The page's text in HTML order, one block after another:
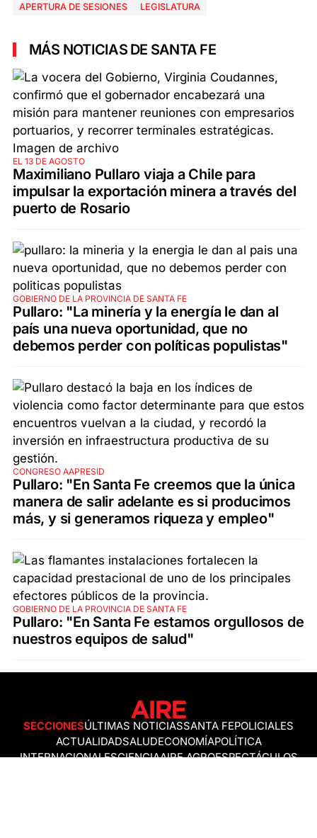
APERTURA DE SESIONES
LEGISLATURA
MÁS NOTICIAS DE SANTA FE
EL 13 DE AGOSTO
Maximiliano Pullaro viaja a Chile para
impulsar la exportación minera a través del
puerto de Rosario
GOBIERNO DE LA PROVINCIA DE SANTA FE
Pullaro: "La minería y la energía le dan al
país una nueva oportunidad, que no
debemos perder con políticas populistas"
CONGRESO AAPRESID
Pullaro: "En Santa Fe creemos que la única
manera de salir adelante es si producimos
más, y si generamos riqueza y empleo"
GOBIERNO DE LA PROVINCIA DE SANTA FE
Pullaro: "En Santa Fe estamos orgullosos de
nuestros equipos de salud"
SECCIONESÚLTIMAS NOTICIASSANTA FEPOLICIALES
ACTUALIDADSALUDECONOMÍAPOLÍTICA
INTERNACIONALESCIENCIAAIRE AGROESPECTÁCULOS